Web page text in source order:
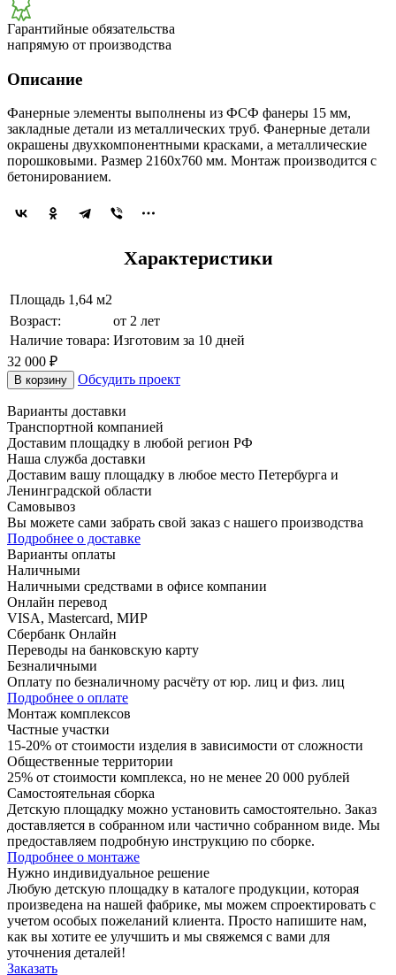
Гарантийные обязательства
напрямую от производства
Описание
Фанерные элементы выполнены из ФСФ фанеры 15 мм,
закладные детали из металлических труб. Фанерные детали
окрашены двухкомпонентными красками, а металлические
порошковыми. Размер 2160х760 мм. Монтаж производится с
бетонированием.
Характеристики
Площадь 1,64 м2
Возраст:
от 2 лет
Наличие товара: Изготовим за 10 дней
32 000 ₽
В корзину Обсудить проект
Варианты доставки
Транспортной компанией
Доставим площадку в любой регион РФ
Наша служба доставки
Доставим вашу площадку в любое место Петербурга и
Ленинградской области
Самовывоз
Вы можете сами забрать свой заказ с нашего производства
Подробнее о доставке
Варианты оплаты
Наличными
Наличными средствами в офисе компании
Онлайн перевод
VISA, Mastercard, МИР
Сбербанк Онлайн
Переводы на банковскую карту
Безналичными
Оплату по безналичному расчёту от юр. лиц и физ. лиц
Подробнее о оплате
Монтаж комплексов
Частные участки
15-20% от стоимости изделия в зависимости от сложности
Общественные территории
25% от стоимости комплекса, но не менее 20 000 рублей
Самостоятельная сборка
Детскую площадку можно установить самостоятельно. Заказ
доставляется в собранном или частично собранном виде. Мы
предоставляем подробную инструкцию по сборке.
Подробнее о монтаже
Нужно индивидуальное решение
Любую детскую площадку в каталоге продукции, которая
произведена на нашей фабрике, мы можем спроектировать с
учетом особых пожеланий клиента. Просто напишите нам,
как вы хотите ее улучшить и мы свяжемся с вами для
уточнения деталей!
Заказать